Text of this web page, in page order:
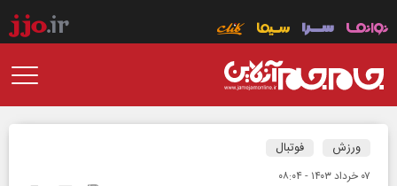
ورزش فوتبال
۰۷ خرداد ۱۴۰۳ - ۰۸:۰۴